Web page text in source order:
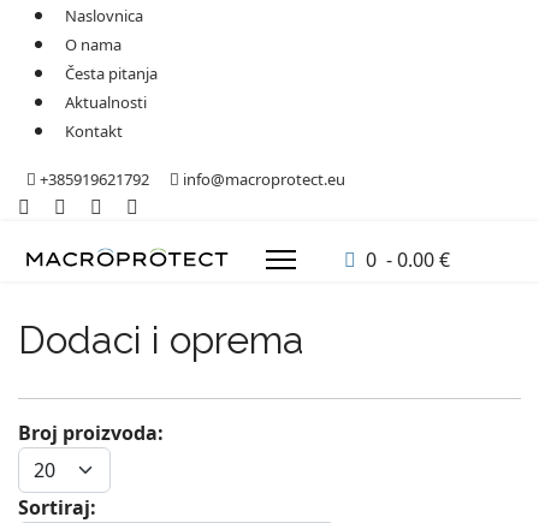
Naslovnica
O nama
Česta pitanja
Aktualnosti
Kontakt
+385919621792 info@macroprotect.eu
0 - 0.00 €
Dodaci i oprema
Broj proizvoda:
Sortiraj: